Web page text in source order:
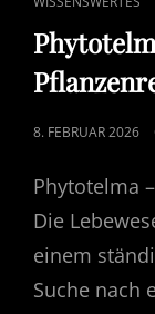
LINKS
POSTED
8. FEBRUAR 2026
Phytotelma
Die
einem
Suche nach